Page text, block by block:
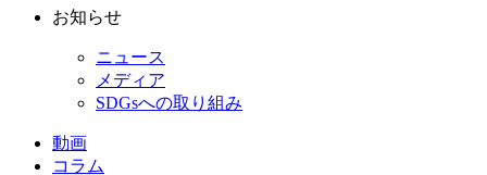
お知らせ
ニュース
メディア
SDGsへの取り組み
動画
コラム